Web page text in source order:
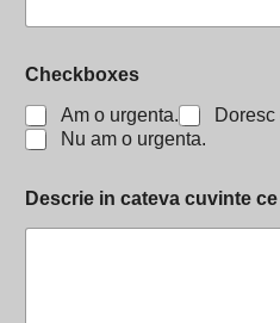
Checkboxes
Am o urgenta.
Nu am o urgenta.
Descrie in cateva cuvinte